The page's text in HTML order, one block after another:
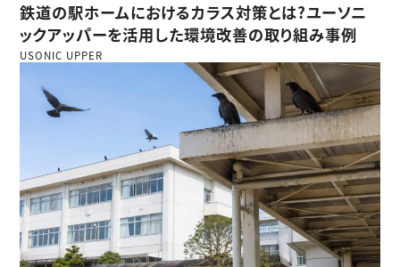
鉄道の駅ホームにおけるカラス対策とは?ユーソニ
ックアッパーを活用した環境改善の取り組み事例
USONIC UPPER